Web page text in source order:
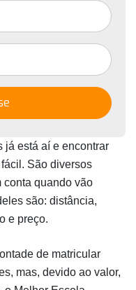
já está aí e encontrar
São diversos
conta quando vão
são: distância,
e preço.
de matricular
mas, devido ao valor,